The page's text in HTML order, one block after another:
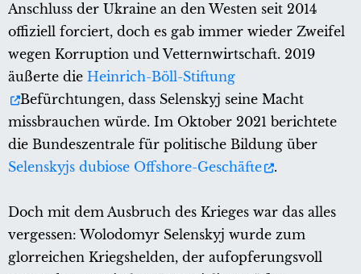
Anschluss der Ukraine an den Westen seit 2014
offiziell forciert, doch es gab immer wieder Zweifel
wegen Korruption und Vetternwirtschaft. 2019
äußerte die Heinrich-Böll-Stiftung
Befürchtungen, dass Selenskyj seine Macht
missbrauchen würde. Im Oktober 2021 berichtete
die Bundeszentrale für politische Bildung über
Selenskyjs dubiose Offshore-Geschäfte
.
Doch mit dem Ausbruch des Krieges war das alles
vergessen: Wolodomyr Selenskyj wurde zum
glorreichen Kriegshelden, der aufopferungsvoll